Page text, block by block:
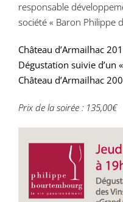
responsable
société « Baron Philippe
Château d’Armailhac
Dégustation suivie d’un
Château d’Armailhac
Prix de la soirée : 135,00€